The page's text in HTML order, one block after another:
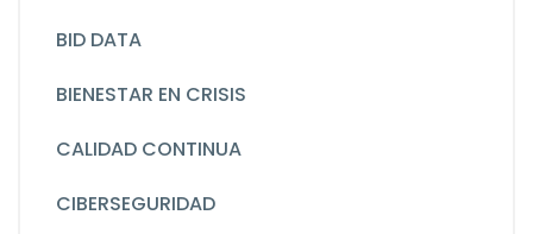
BID DATA
BIENESTAR EN CRISIS
CALIDAD CONTINUA
CIBERSEGURIDAD